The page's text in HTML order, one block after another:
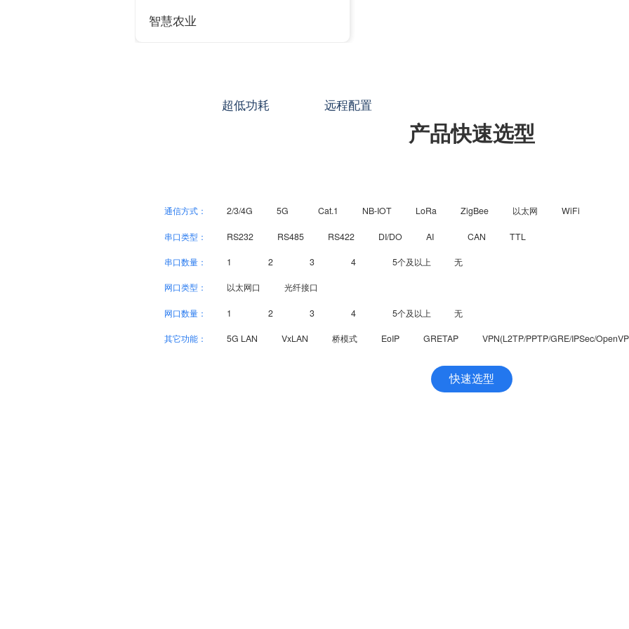
超低功耗 远程配置
智慧农业
产品快速选型
通信方式： 2/3/4G 5G Cat.1 NB-IOT LoRa ZigBee 以太网 WiFi
串口类型： RS232 RS485 RS422 DI/DO AI CAN TTL
串口数量： 1 2 3 4 5个及以上 无
网口类型： 以太网口 光纤接口
网口数量： 1 2 3 4 5个及以上 无
其它功能： 5G LAN VxLAN 桥模式 EoIP GRETAP VPN(L2TP/PPTP/GRE/IPSec/